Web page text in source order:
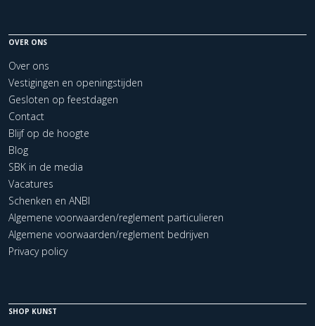
OVER ONS
Over ons
Vestigingen en openingstijden
Gesloten op feestdagen
Contact
Blijf op de hoogte
Blog
SBK in de media
Vacatures
Schenken en ANBI
Algemene voorwaarden/reglement particulieren
Algemene voorwaarden/reglement bedrijven
Privacy policy
SHOP KUNST